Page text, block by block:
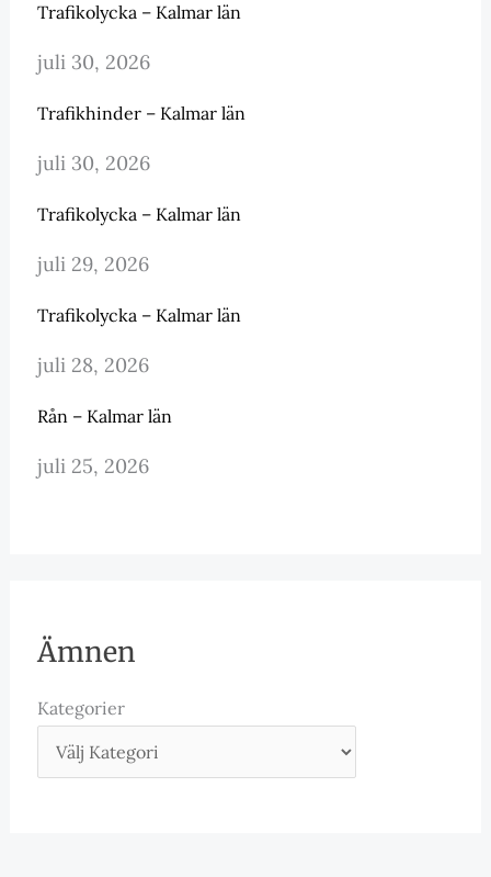
Trafikolycka – Kalmar län
juli 30, 2026
Trafikhinder – Kalmar län
juli 30, 2026
Trafikolycka – Kalmar län
juli 29, 2026
Trafikolycka – Kalmar län
juli 28, 2026
Rån – Kalmar län
juli 25, 2026
Ämnen
Kategorier